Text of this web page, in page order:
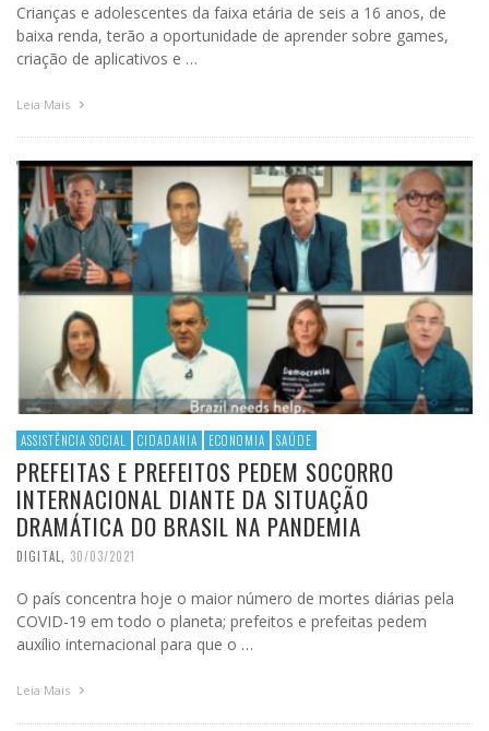
Crianças e adolescentes da faixa etária de seis a 16 anos, de
baixa renda, terão a oportunidade de aprender sobre games,
criação de aplicativos e …
Leia Mais
ASSISTÊNCIA SOCIAL CIDADANIA ECONOMIA SAÚDE
PREFEITAS E PREFEITOS PEDEM SOCORRO
INTERNACIONAL DIANTE DA SITUAÇÃO
DRAMÁTICA DO BRASIL NA PANDEMIA
DIGITAL 30/03/2021
O país concentra hoje o maior número de mortes diárias pela
COVID-19 em todo o planeta; prefeitos e prefeitas pedem
auxílio internacional para que o …
Leia Mais